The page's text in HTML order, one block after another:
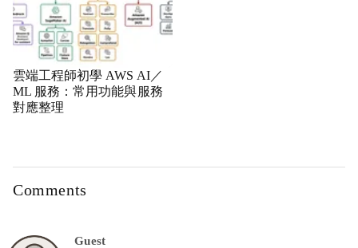
雲端工程師初學 AWS AI／
ML 服務：常用功能與服務
對應整理
Comments
Guest